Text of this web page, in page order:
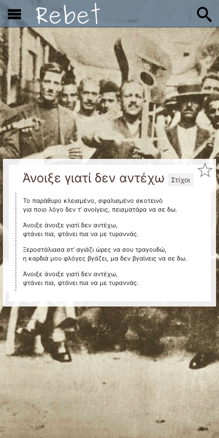
x
Άνοιξε γιατί δεν αντέχω Στίχοι
Το παράθυρο κλεισμένο, σφαλισμένο σκοτεινό
για ποιο λόγο δεν τ’ ανοίγεις, πεισματάρα να σε δω.
Άνοιξε άνοιξε γιατί δεν αντέχω,
φτάνει πια, φτάνει πια να με τυραννάς.
Ξεροστάλιασα στ’ αγιάζι ώρες να σου τραγουδώ,
η καρδιά μου φλόγες βγάζει, μα δεν βγαίνεις να σε δω.
Άνοιξε άνοιξε γιατί δεν αντέχω,
φτάνει πια, φτάνει πια να με τυραννάς.